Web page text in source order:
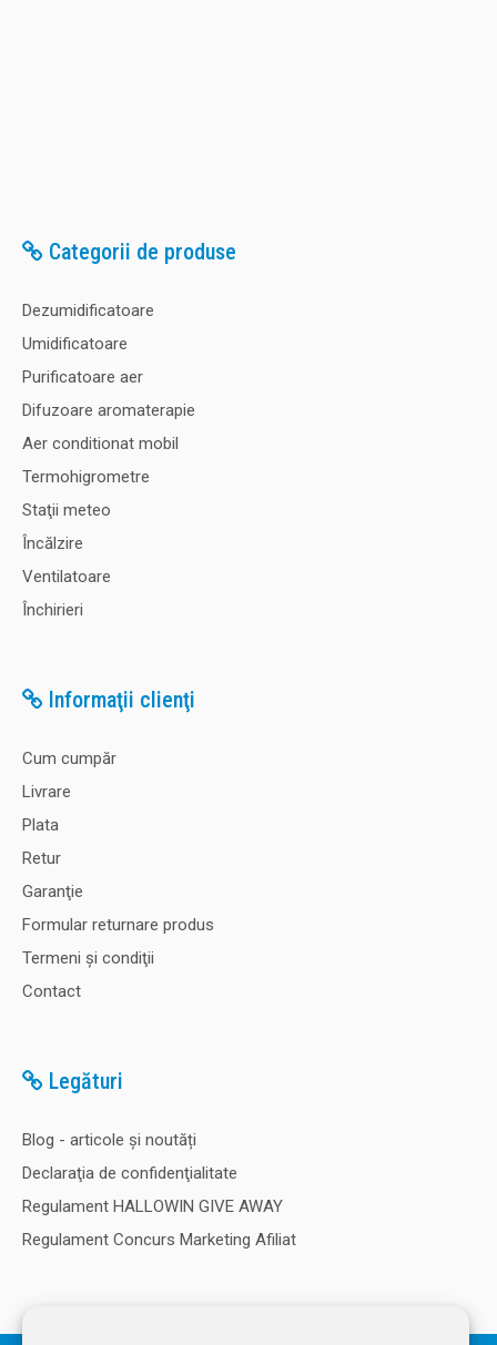
Categorii de produse
Dezumidificatoare
Umidificatoare
Purificatoare aer
Difuzoare aromaterapie
Aer conditionat mobil
Termohigrometre
Staţii meteo
Încălzire
Ventilatoare
Închirieri
Informaţii clienţi
Cum cumpăr
Livrare
Plata
Retur
Garanţie
Formular returnare produs
Termeni şi condiţii
Contact
Legături
Blog - articole și noutăți
Declaraţia de confidenţialitate
Regulament HALLOWIN GIVE AWAY
Regulament Concurs Marketing Afiliat